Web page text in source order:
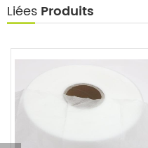
Liées Produits